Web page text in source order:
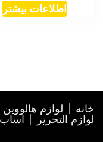
اطلاعات بیشتر
خانه لوازم هالووین
لوازم التحریر